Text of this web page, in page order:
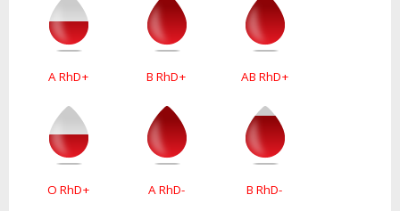
A RhD+ B RhD+ AB RhD+
O RhD+ A RhD- B RhD-